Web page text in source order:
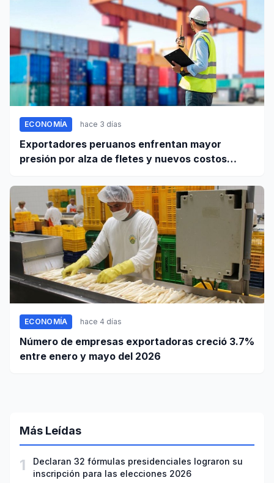
ECONOMÍA hace 3 días
Exportadores peruanos enfrentan mayor
presión por alza de fletes y nuevos costos
ECONOMÍA hace 4 días
Número de empresas exportadoras creció 3.7%
entre enero y mayo del 2026
Más Leídas
1
Declaran 32 fórmulas presidenciales lograron su
inscripción para las elecciones 2026